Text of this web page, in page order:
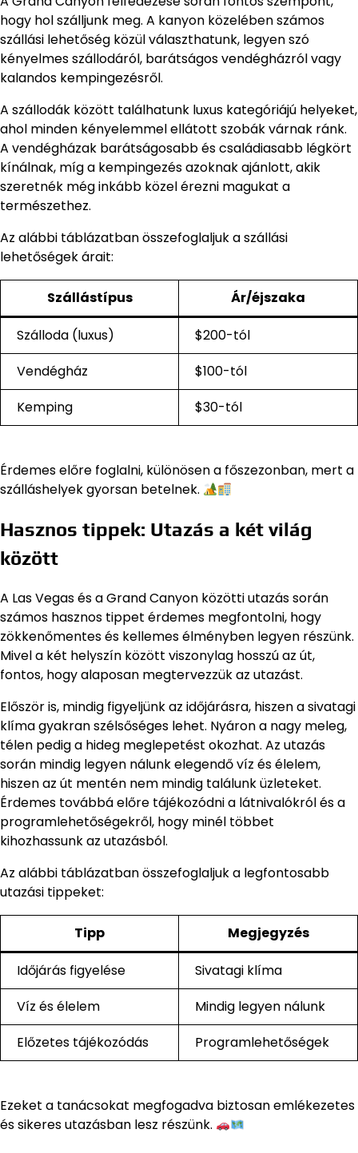
hogy hol szálljunk meg. A kanyon közelében számos
szállási lehetőség közül választhatunk, legyen szó
kényelmes szállodáról, barátságos vendégházról vagy
kalandos kempingezésről.
A szállodák között találhatunk luxus kategóriájú helyeket,
ahol minden kényelemmel ellátott szobák várnak ránk.
A vendégházak barátságosabb és családiasabb légkört
kínálnak, míg a kempingezés azoknak ajánlott, akik
szeretnék még inkább közel érezni magukat a
természethez.
Az alábbi táblázatban összefoglaljuk a szállási
lehetőségek árait:
Szállástípus Ár/éjszaka
Szálloda (luxus)
$200-tól
Vendégház
$100-tól
Kemping
$30-tól
Érdemes előre foglalni, különösen a főszezonban, mert a
szálláshelyek gyorsan betelnek.
Hasznos tippek: Utazás a két világ
között
A Las Vegas és a Grand Canyon közötti utazás során
számos hasznos tippet érdemes megfontolni, hogy
zökkenőmentes és kellemes élményben legyen részünk.
Mivel a két helyszín között viszonylag hosszú az út,
fontos, hogy alaposan megtervezzük az utazást.
Először is, mindig figyeljünk az időjárásra, hiszen a sivatagi
klíma gyakran szélsőséges lehet. Nyáron a nagy meleg,
télen pedig a hideg meglepetést okozhat. Az utazás
során mindig legyen nálunk elegendő víz és élelem,
hiszen az út mentén nem mindig találunk üzleteket.
Érdemes továbbá előre tájékozódni a látnivalókról és a
programlehetőségekről, hogy minél többet
kihozhassunk az utazásból.
Az alábbi táblázatban összefoglaljuk a legfontosabb
utazási tippeket:
Tipp Megjegyzés
Időjárás figyelése
Sivatagi klíma
Víz és élelem
Mindig legyen nálunk
Előzetes tájékozódás
Programlehetőségek
Ezeket a tanácsokat megfogadva biztosan emlékezetes
és sikeres utazásban lesz részünk.